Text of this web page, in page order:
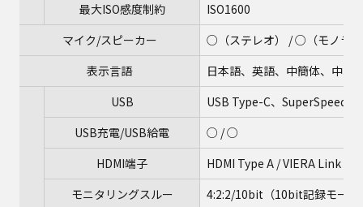
最大ISO感度制約
ISO1600
マイク/スピーカー
○（ステレオ） / ○（モノラ
表示言語
日本語、英語、中簡体、中繁
USB
USB Type-C、
USB充電/USB給電
○ / ○
HDMI端子
HDMI Type A / VIERA Link
モニタリングスルー
4:2:2/10bit（10bit記録モー